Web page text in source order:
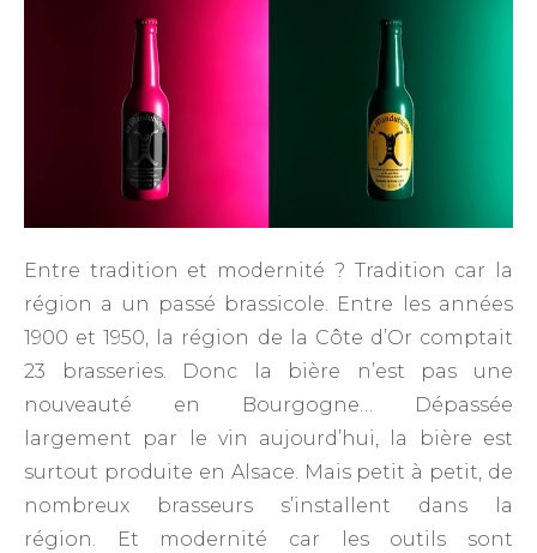
Entre tradition et modernité ? Tradition car la
région a un passé brassicole. Entre les années
1900 et 1950, la région de la Côte d’Or comptait
23 brasseries. Donc la bière n’est pas une
nouveauté en Bourgogne… Dépassée
largement par le vin aujourd’hui, la bière est
surtout produite en Alsace. Mais petit à petit, de
nombreux brasseurs s’installent dans la
région. Et modernité car les outils sont